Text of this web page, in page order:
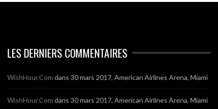
LES DERNIERS COMMENTAIRES
WishHour.Com dans 30 mars 2017, American Airlines Arena, Miami
WishHour.Com dans 30 mars 2017, American Airlines Arena, Miami